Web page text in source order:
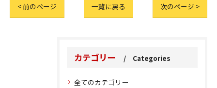
< 前のページ 一覧に戻る 次のページ >
カテゴリー Categories
全てのカテゴリー